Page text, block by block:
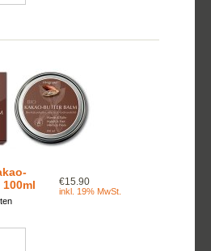
€15.90
inkl. 19% MwSt.